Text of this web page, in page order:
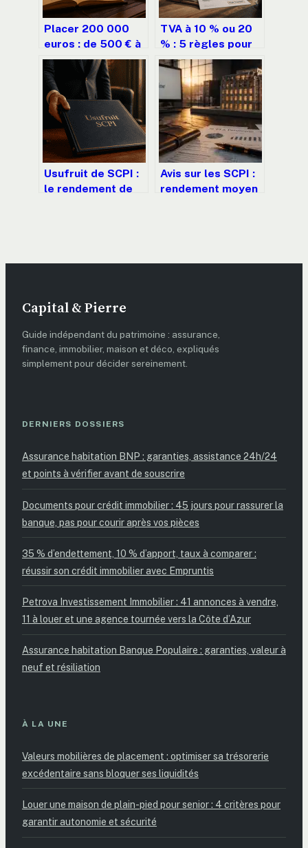
Placer 200 000
euros : de 500 € à
1 666 € de revenus
mensuels selon
votre stratégie
TVA à 10 % ou 20
% : 5 règles pour
éviter les erreurs
de facturation
Usufruit de SCPI :
le rendement de
Avis sur les SCPI :
rendement moyen
Capital & Pierre
Guide indépendant du patrimoine : assurance,
finance, immobilier, maison et déco, expliqués
simplement pour décider sereinement.
DERNIERS DOSSIERS
Assurance habitation BNP : garanties, assistance 24h/24
et points à vérifier avant de souscrire
Documents pour crédit immobilier : 45 jours pour rassurer la
banque, pas pour courir après vos pièces
35 % d’endettement, 10 % d’apport, taux à comparer :
réussir son crédit immobilier avec Empruntis
Petrova Investissement Immobilier : 41 annonces à vendre,
11 à louer et une agence tournée vers la Côte d’Azur
Assurance habitation Banque Populaire : garanties, valeur à
neuf et résiliation
À LA UNE
Valeurs mobilières de placement : optimiser sa trésorerie
excédentaire sans bloquer ses liquidités
Louer une maison de plain-pied pour senior : 4 critères pour
garantir autonomie et sécurité